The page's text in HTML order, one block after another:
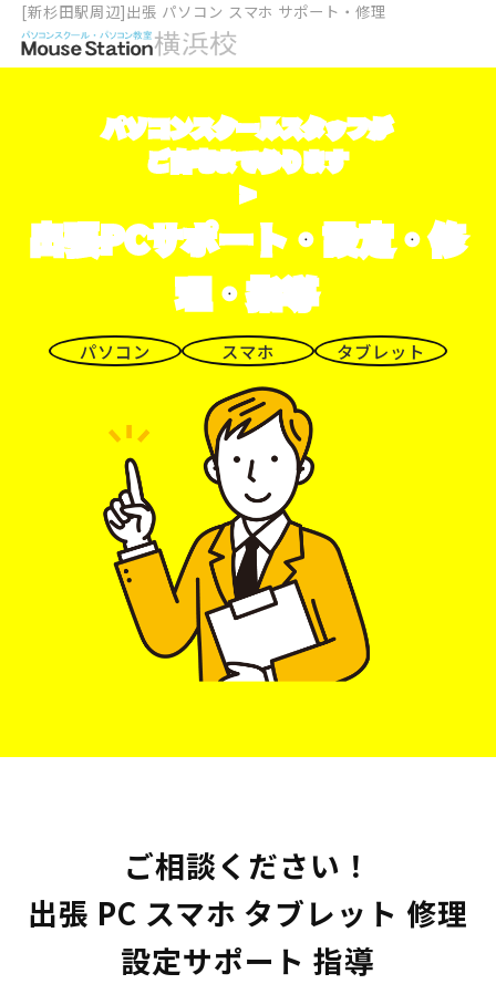
[新杉田駅周辺]出張 パソコン スマホ サポート・修理
パソコンスクールスタッフが
ご自宅まで参ります
>
出張PCサポート・設定・修
理・指導
パソコン スマホ タブレット
ご相談ください！
出張 PC スマホ タブレット 修理
設定サポート 指導